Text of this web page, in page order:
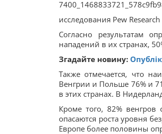
исследования Pew Research
Согласно результатам
нападений в их странах,
Згадайте новину:
Также отмечается, что
Венгрии и Польше 76% и
в этих странах. В
Кроме того, 82%
опасаются роста уровня
Европе более половины